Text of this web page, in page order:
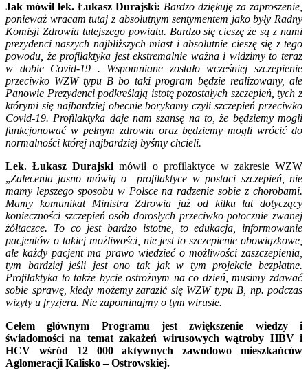
Jak mówił lek. Łukasz Durajski: Bardzo dziękuję za zaproszenie,
ponieważ wracam tutaj z absolutnym sentymentem jako były Radny
Komisji Zdrowia tutejszego powiatu. Bardzo się cieszę że są z nami
prezydenci naszych najbliższych miast i absolutnie cieszę się z tego
powodu, że profilaktyka jest ekstremalnie ważna i widzimy to teraz
w dobie Covid-19 . Wspomniane zostało wcześniej szczepienie
przeciwko WZW typu B bo taki program będzie realizowany, ale
Panowie Prezydenci podkreślają istotę pozostałych szczepień, tych z
którymi się najbardziej obecnie borykamy czyli szczepień przeciwko
Covid-19. Profilaktyka daje nam szansę na to, że będziemy mogli
funkcjonować w pełnym zdrowiu oraz będziemy mogli wrócić do
normalności której najbardziej byśmy chcieli.
Lek. Łukasz Durajski mówił o profilaktyce w zakresie WZW
„Zalecenia jasno mówią o profilaktyce w postaci szczepień, nie
mamy lepszego sposobu w Polsce na radzenie sobie z chorobami.
Mamy komunikat Ministra Zdrowia już od kilku lat dotyczący
konieczności szczepień osób dorosłych przeciwko potocznie zwanej
żółtaczce. To co jest bardzo istotne, to edukacja, informowanie
pacjentów o takiej możliwości, nie jest to szczepienie obowiązkowe,
ale każdy pacjent ma prawo wiedzieć o możliwości zaszczepienia,
tym bardziej jeśli jest ono tak jak w tym projekcie bezpłatne.
Profilaktyka to także bycie ostrożnym na co dzień, musimy zdawać
sobie sprawę, kiedy możemy zarazić się WZW typu B, np. podczas
wizyty u fryzjera. Nie zapominajmy o tym wirusie.
Celem głównym Programu jest zwiększenie wiedzy i
świadomości na temat zakażeń wirusowych wątroby HBV i
HCV wśród 12 000 aktywnych zawodowo mieszkańców
Aglomeracji Kalisko – Ostrowskiej.